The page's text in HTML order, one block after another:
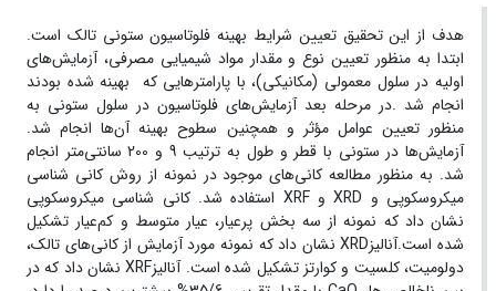
هدف از این تحقیق تعیین شرایط بهینه فلوتاسیون ستونی تالک است.
ابتدا به منظور تعیین نوع و مقدار مواد شیمیایی مصرفی، آزمایش‌های
اولیه در سلول معمولی (مکانیکی)، با پارامترهایی که بهینه شده بودند
انجام شد .در مرحله بعد آزمایش‌های فلوتاسیون در سلول ستونی به
منظور تعیین عوامل مؤثر و همچنین سطوح بهینه آن‌ها انجام شد.
آزمایش‌ها در ستونی با قطر و طول به ترتیب 9 و 200 سانتی‌متر انجام
شد. به منظور مطالعه کانی‌های موجود در نمونه‌ از روش کانی شناسی
میکروسکوپی و XRD و XRF استفاده شد. کانی شناسی میکروسکوپی
نشان داد که نمونه از سه بخش پرعیار، عیار متوسط و کم‌عیار تشکیل
شده است.آنالیزXRD نشان داد که نمونه مورد آزمایش از کانی‌های تالک،
دولومیت، کلسیت و کوارتز تشکیل شده است. آنالیزXRF نشان داد که در